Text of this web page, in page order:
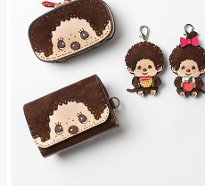
お問い合わせ